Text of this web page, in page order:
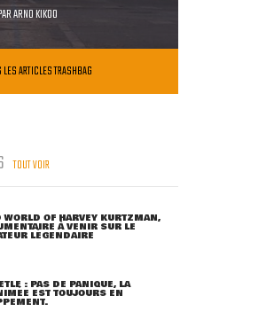
ARNO KIKOO
ARTICLES TRASHBAG
TOUT VOIR
WORLD OF HARVEY KURTZMAN,
À VENIR SUR LE
LÉGENDAIRE
: PAS DE PANIQUE, LA
EST TOUJOURS EN